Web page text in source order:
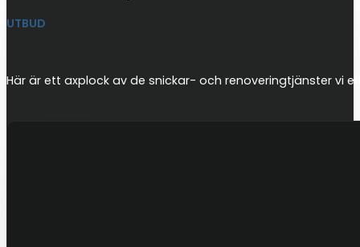
UTBUD
Här är ett axplock av de snickar- och renoveringtjänster vi